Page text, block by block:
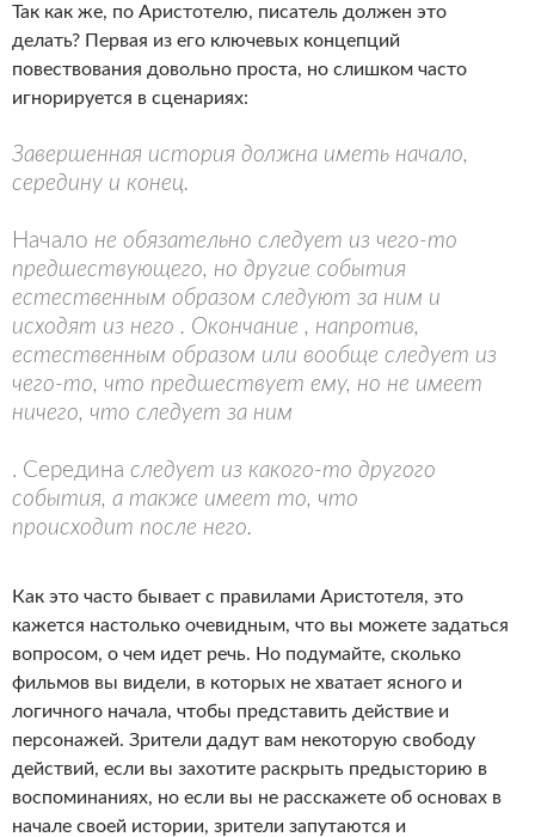
Так как же, по Аристотелю, писатель должен это
делать? Первая из его ключевых концепций
повествования довольно проста, но слишком часто
игнорируется в сценариях:
Завершенная история должна иметь начало,
середину и конец.
Начало не обязательно следует из чего-то
предшествующего, но другие события
естественным образом следуют за ним и
исходят из него . Окончание , напротив,
естественным образом или вообще следует из
чего-то, что предшествует ему, но не имеет
ничего, что следует за ним
. Середина следует из какого-то другого
события, а также имеет то, что
происходит после него.
Как это часто бывает с правилами Аристотеля, это
кажется настолько очевидным, что вы можете задаться
вопросом, о чем идет речь. Но подумайте, сколько
фильмов вы видели, в которых не хватает ясного и
логичного начала, чтобы представить действие и
персонажей. Зрители дадут вам некоторую свободу
действий, если вы захотите раскрыть предысторию в
воспоминаниях, но если вы не расскажете об основах в
начале своей истории, зрители запутаются и